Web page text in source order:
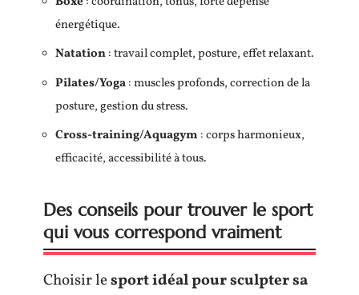
énergétique.
Natation: travail complet, posture, effet relaxant.
Pilates/Yoga: muscles profonds, correction de la
posture, gestion du stress.
Cross-training/Aquagym : corps harmonieux,
efficacité, accessibilité à tous.
Des conseils pour trouver le sport
qui vous correspond vraiment
Choisir lesport idéal pour sculpter sa